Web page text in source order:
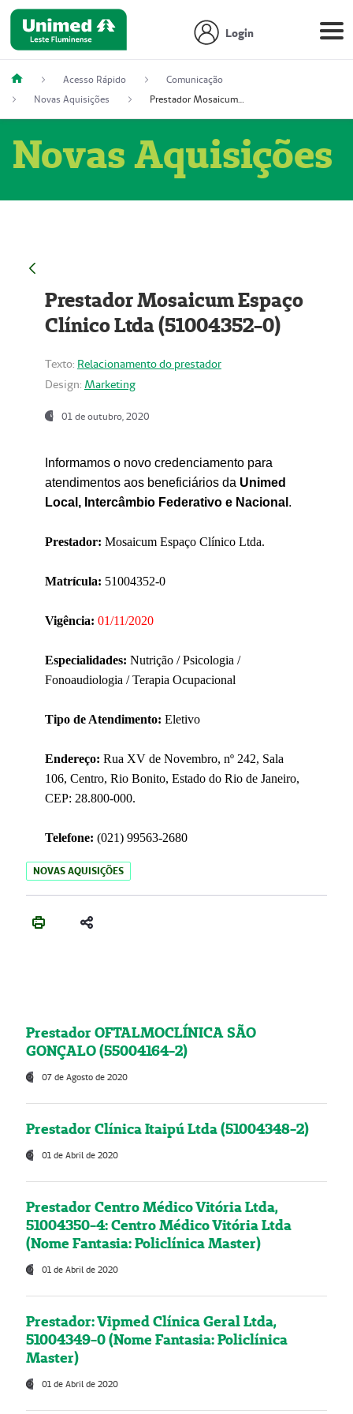
Login
Acesso Rápido
Comunicação
Novas Aquisições
Prestador Mosaicum Espaço Clínico Ltda (51004352-0)
Novas Aquisições
Prestador Mosaicum Espaço
Clínico Ltda (51004352-0)
Texto: Relacionamento do prestador
Design: Marketing
01 de outubro, 2020
Informamos o novo credenciamento para
atendimentos aos beneficiários da Unimed
Local, Intercâmbio Federativo e Nacional .
Prestador: Mosaicum Espaço Clínico Ltda.
Matrícula: 51004352-0
Vigência: 01/11/2020
Especialidades: Nutrição / Psicologia /
Fonoaudiologia / Terapia Ocupacional
Tipo de Atendimento: Eletivo
Endereço: Rua XV de Novembro, nº 242, Sala
106, Centro, Rio Bonito, Estado do Rio de Janeiro,
CEP: 28.800-000.
Telefone: (021) 99563-2680
NOVAS AQUISIÇÕES
Prestador OFTALMOCLÍNICA SÃO
GONÇALO (55004164-2)
07 de Agosto de 2020
Prestador Clínica Itaipú Ltda (51004348-2)
01 de Abril de 2020
Prestador Centro Médico Vitória Ltda,
51004350-4: Centro Médico Vitória Ltda
(Nome Fantasia: Policlínica Master)
01 de Abril de 2020
Prestador: Vipmed Clínica Geral Ltda,
51004349-0 (Nome Fantasia: Policlínica
Master)
01 de Abril de 2020